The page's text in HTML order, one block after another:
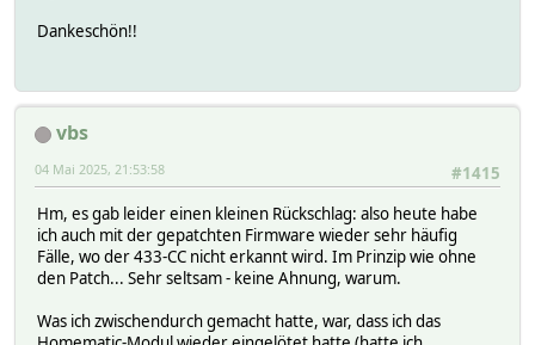
Dankeschön!!
vbs
#1415
04 Mai 2025, 21:53:58
Hm, es gab leider einen kleinen Rückschlag: also heute habe
ich auch mit der gepatchten Firmware wieder sehr häufig
Fälle, wo der 433-CC nicht erkannt wird. Im Prinzip wie ohne
den Patch... Sehr seltsam - keine Ahnung, warum.
Was ich zwischendurch gemacht hatte, war, dass ich das